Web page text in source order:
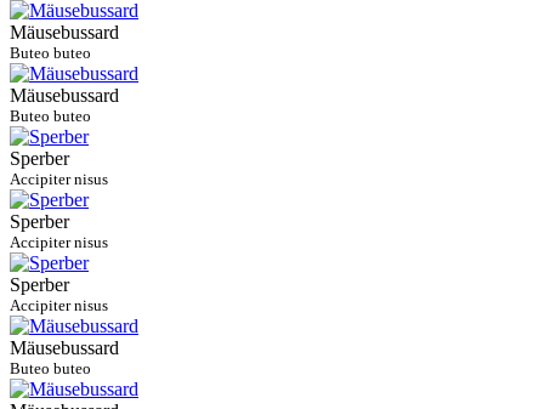
Mäusebussard
Buteo buteo
Mäusebussard
Buteo buteo
Sperber
Accipiter nisus
Sperber
Accipiter nisus
Sperber
Accipiter nisus
Mäusebussard
Buteo buteo